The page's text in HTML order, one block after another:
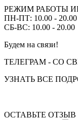
РЕЖИМ РАБОТЫ
ПН-ПТ: 10.00 - 20.00
СБ-ВС: 10.00 - 20.00
Будем на связи!
ТЕЛЕГРАМ - СО
УЗНАТЬ ВСЕ
ОСТАВЬТЕ ОТЗЫВ